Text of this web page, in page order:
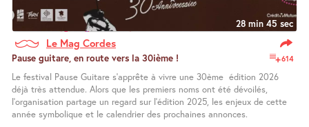
28 min 45 sec
Le Mag Cordes
614
Pause guitare, en route vers la 30ième !
Le festival Pause Guitare s’apprête à vivre une 30ème édition 2026
déjà très attendue. Alors que les premiers noms ont été dévoilés,
l’organisation partage un regard sur l’édition 2025, les enjeux de cette
année symbolique et le calendrier des prochaines annonces.